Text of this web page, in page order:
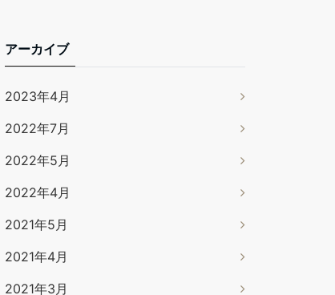
アーカイブ
2023年4月
2022年7月
2022年5月
2022年4月
2021年5月
2021年4月
2021年3月